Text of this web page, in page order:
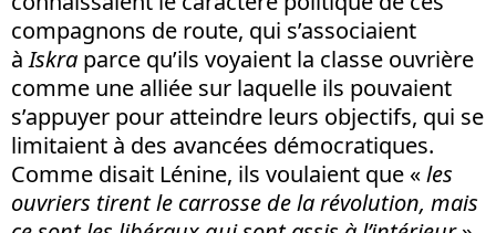
compagnons de route, qui s’associaient
àIskra parce qu’ils voyaient la classe ouvrière
comme une alliée sur laquelle ils pouvaient
s’appuyer pour atteindre leurs objectifs, qui se
limitaient à des avancées démocratiques.
Comme disait Lénine, ils voulaient que «les
ouvriers tirent le carrosse de la révolution, mais